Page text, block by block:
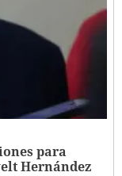
para
Hernández